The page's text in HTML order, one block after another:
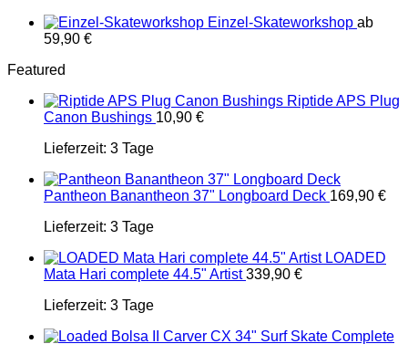
Einzel-Skateworkshop ab
59,90 €
Featured
Riptide APS Plug
Canon Bushings 10,90 €
Lieferzeit: 3 Tage
Pantheon Banantheon 37" Longboard Deck 169,90 €
Lieferzeit: 3 Tage
LOADED
Mata Hari complete 44.5" Artist 339,90 €
Lieferzeit: 3 Tage